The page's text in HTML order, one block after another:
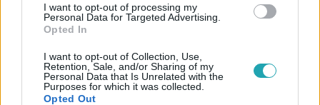
I want to opt-out of processing my
Personal Data for Targeted Advertising.
Opted In
I want to opt-out of Collection, Use,
Retention, Sale, and/or Sharing of my
Personal Data that Is Unrelated with the
Purposes for which it was collected.
Opted Out
KÉZIPOGGYÁSZ # EURÓPAI BIZOTTSÁG
EURÓPAI PARLAMENT